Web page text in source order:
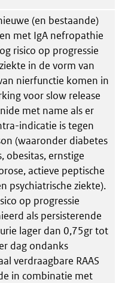
(en bestaande)
met IgA nefropathie
risico op progressie
in de vorm van
nierfunctie komen in
voor slow release
met name als er
indicatie is tegen
(waaronder diabetes
obesitas, ernstige
actieve peptische
psychiatrische ziekte).
op progressie
als persisterende
lager dan 0,75gr tot
dag ondanks
verdraagbare RAAS
in combinatie met